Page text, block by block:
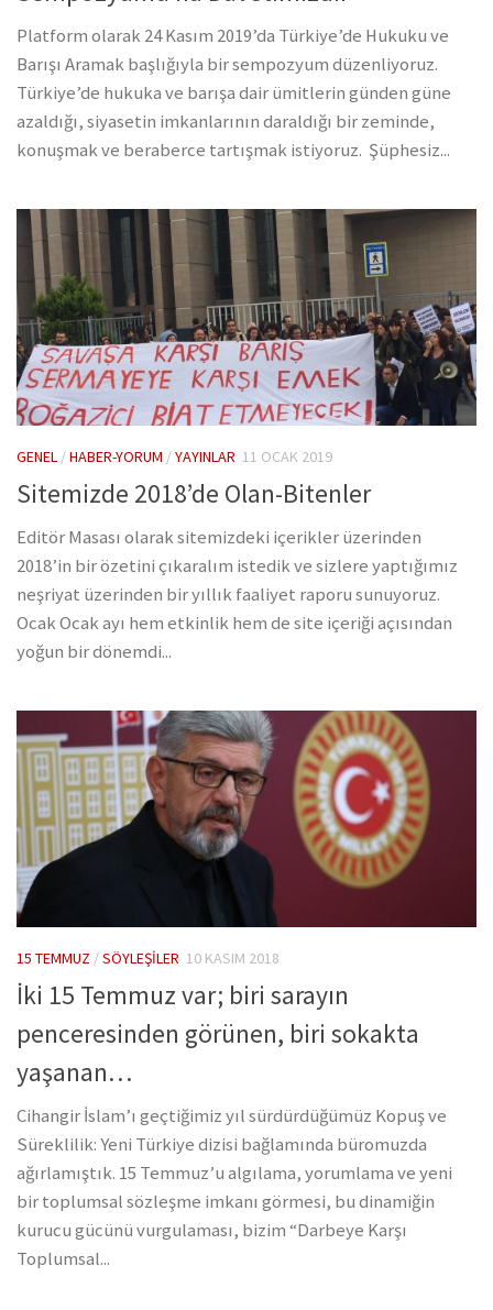
Platform olarak 24 Kasım 2019’da Türkiye’de Hukuku ve
Barışı Aramak başlığıyla bir sempozyum düzenliyoruz.
Türkiye’de hukuka ve barışa dair ümitlerin günden güne
azaldığı, siyasetin imkanlarının daraldığı bir zeminde,
konuşmak ve beraberce tartışmak istiyoruz. Şüphesiz...
GENEL /HABER-YORUM /YAYINLAR 11 OCAK 2019
Sitemizde 2018’de Olan-Bitenler
Editör Masası olarak sitemizdeki içerikler üzerinden
2018’in bir özetini çıkaralım istedik ve sizlere yaptığımız
neşriyat üzerinden bir yıllık faaliyet raporu sunuyoruz.
Ocak Ocak ayı hem etkinlik hem de site içeriği açısından
yoğun bir dönemdi...
15 TEMMUZ /SÖYLEŞILER 10 KASIM 2018
İki 15 Temmuz var; biri sarayın
penceresinden görünen, biri sokakta
yaşanan…
Cihangir İslam’ı geçtiğimiz yıl sürdürdüğümüz Kopuş ve
Süreklilik: Yeni Türkiye dizisi bağlamında büromuzda
ağırlamıştık. 15 Temmuz’u algılama, yorumlama ve yeni
bir toplumsal sözleşme imkanı görmesi, bu dinamiğin
kurucu gücünü vurgulaması, bizim “Darbeye Karşı
Toplumsal...